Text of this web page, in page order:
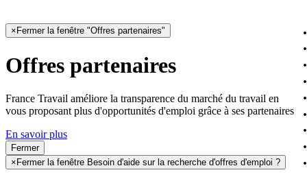
× Fermer la fenêtre "Offres partenaires"
Offres partenaires
France Travail améliore la transparence du marché du travail en
vous proposant plus d'opportunités d'emploi grâce à ses partenaires
En savoir plus
Fermer
× Fermer la fenêtre Besoin d'aide sur la recherche d'offres d'emploi ?